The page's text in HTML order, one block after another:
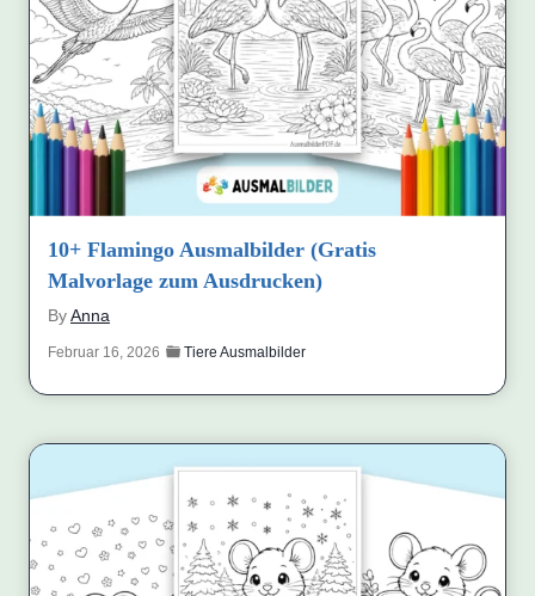
10+ Flamingo Ausmalbilder (Gratis
Malvorlage zum Ausdrucken)
ByAnna
Februar 16, 2026 Tiere Ausmalbilder